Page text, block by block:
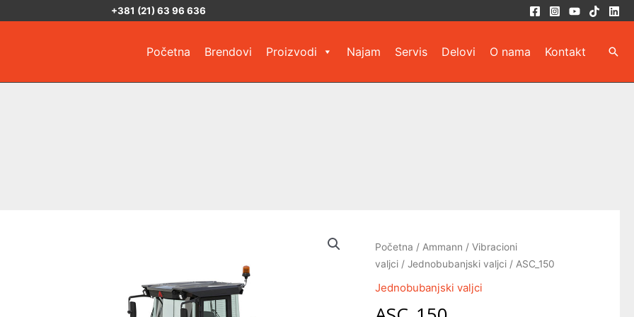
+381 (21) 63 96 636
Početna Brendovi Proizvodi Najam Servis Delovi O nama Kontakt
Početna / Ammann /Vibracioni
valjci /Jednobubanjski valjci / ASC_150
Jednobubanjski valjci